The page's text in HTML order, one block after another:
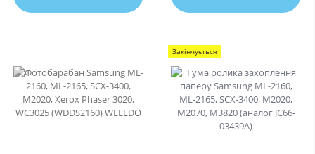
Закінчується